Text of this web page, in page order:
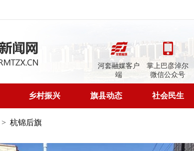
河套融媒客户
端
掌上巴彦淖尔
微信公众号
乡村振兴 旗县动态 社会民生
> 杭锦后旗